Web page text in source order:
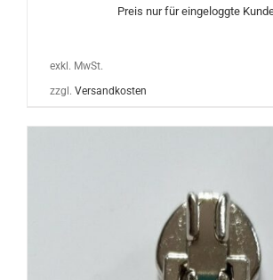
Preis nur für eingeloggte
exkl. MwSt.
zzgl. Versandkosten